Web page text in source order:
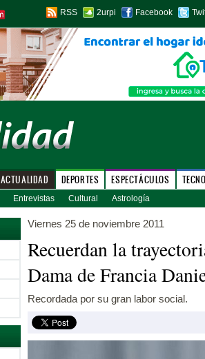
RSS 2urpi Facebook
ACTUALIDAD DEPORTES ESPECTÁCULOS
Entrevistas Cultural Astrología
Viernes 25 de noviembre 2011
Recuerdan la
Dama de Francia
Recordada por su gran labor social.